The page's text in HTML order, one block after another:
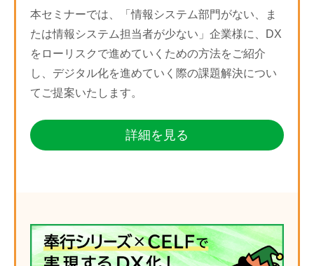
本セミナーでは、「情報システム部門がない、ま
たは情報システム担当者が少ない」企業様に、DX
をローリスクで進めていくための方法をご紹介
し、デジタル化を進めていく際の課題解決につい
てご提案いたします。
詳細を見る